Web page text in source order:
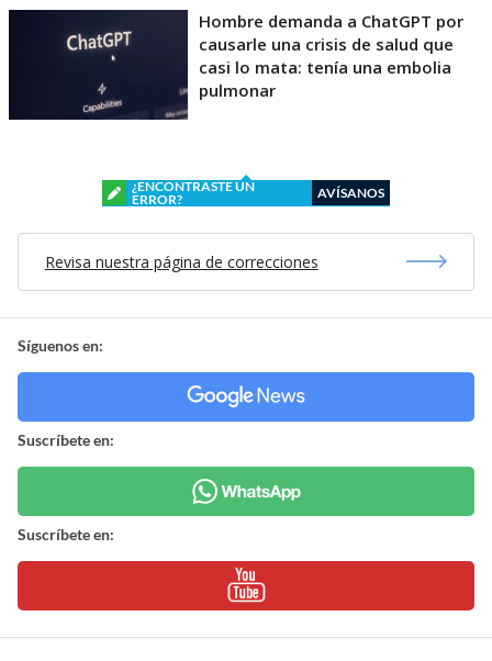
Hombre demanda a ChatGPT por
causarle una crisis de salud que
casi lo mata: tenía una embolia
pulmonar
¿ENCONTRASTE UN
ERROR?
AVÍSANOS
Revisa nuestra página de correcciones
Síguenos en:
Suscríbete en:
Suscríbete en: